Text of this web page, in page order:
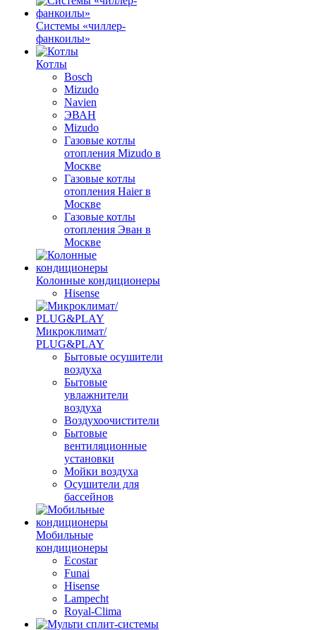
Системы «чиллер-
фанкоилы»
Котлы
Bosch
Mizudo
Navien
ЭВАН
Mizudo
Газовые котлы
отопления Mizudo в
Москве
Газовые котлы
отопления Haier в
Москве
Газовые котлы
отопления Эван в
Москве
Колонные кондиционеры
Hisense
Микроклимат/
PLUG&PLAY
Бытовые осушители
воздуха
Бытовые
увлажнители
воздуха
Воздухоочистители
Бытовые
вентиляционные
установки
Мойки воздуха
Осушители для
бассейнов
Мобильные
кондиционеры
Ecostar
Funai
Hisense
Lampecht
Royal-Clima